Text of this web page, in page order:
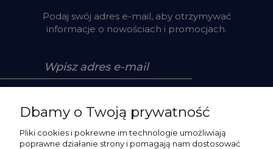
Podaj swój adres e-mail, aby otrzymywać
informacje o nowościach i promocjach.
Dbamy o Twoją prywatność
Pliki cookies i pokrewne im technologie umożliwiają
poprawne działanie strony i pomagają nam dostosować